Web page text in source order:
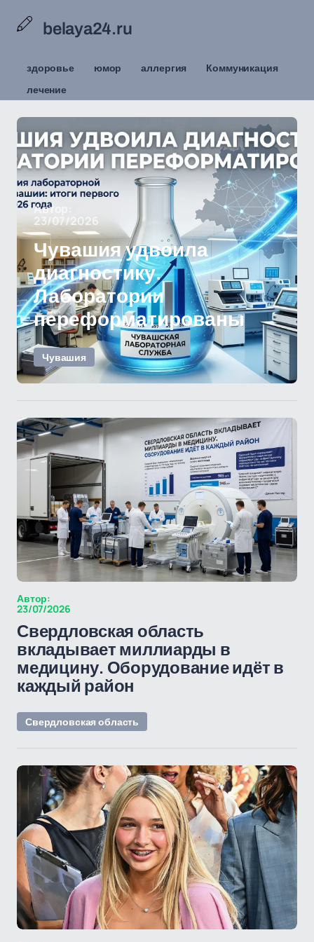
belaya24.ru
здоровье юмор аллергия
Коммуникация
лечение
Автор:
23/07/2026
Чувашия удвоила
диагностику.
Лаборатории
переформатированы
Чувашия
Автор:
23/07/2026
Свердловская область
вкладывает миллиарды в
медицину. Оборудование идёт в
каждый район
Свердловская область